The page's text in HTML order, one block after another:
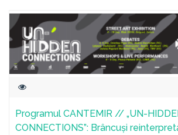
Programul CANTEMIR // „UN-
CONNECTIONS”: Brâncuși